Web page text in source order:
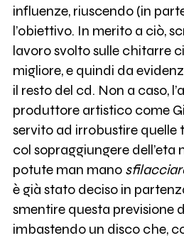
influenze, riuscendo (in
l’obiettivo. In merito a ciò,
lavoro svolto sulle chitarre
migliore, e quindi da
il resto del cd. Non a caso,
produttore artistico come
servito ad irrobustire quelle
col sopraggiungere dell’eta
potute man mano
è già stato deciso in
smentire questa previsione
imbastendo un disco che,